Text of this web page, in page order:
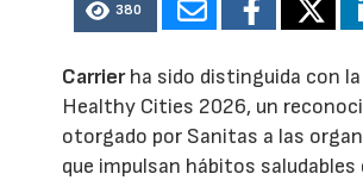
380
Carrierha sido distinguida con
Healthy Cities 2026, un
otorgado por Sanitas a las
que impulsan hábitos